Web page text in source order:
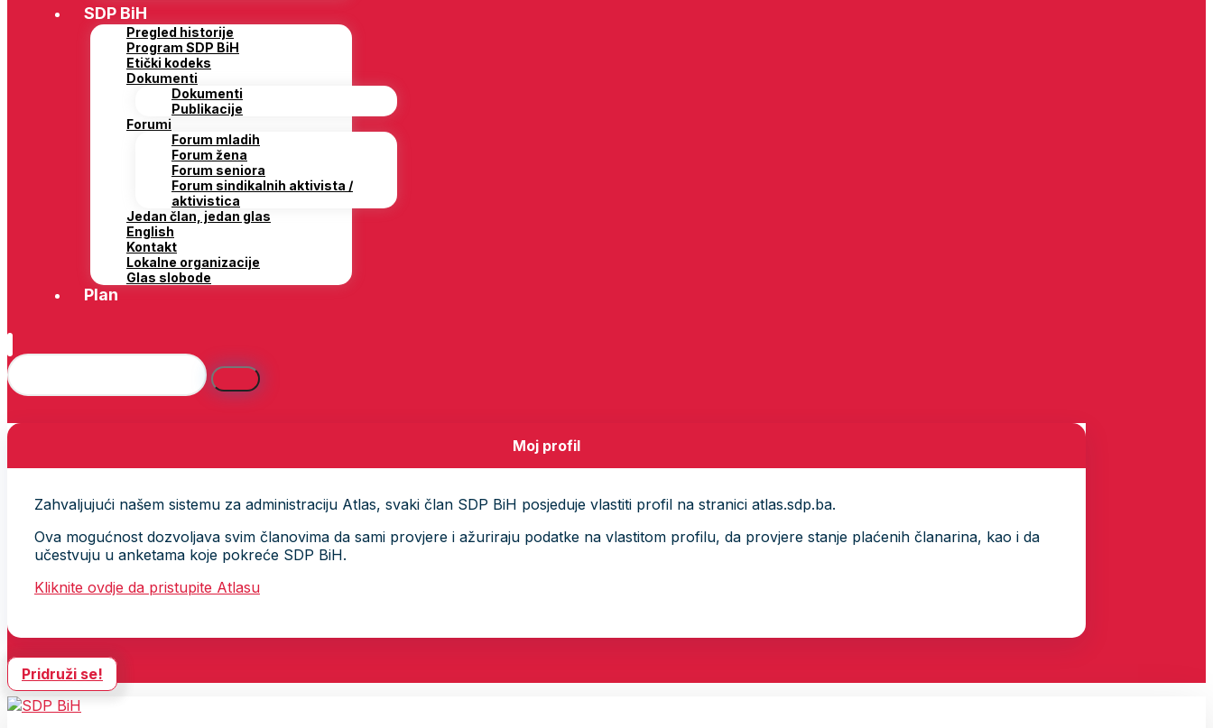
SDP BiH
Pregled historije
Program SDP BiH
Etički kodeks
Dokumenti
Dokumenti
Publikacije
Forumi
Forum mladih
Forum žena
Forum seniora
Forum sindikalnih aktivista /
aktivistica
Jedan član, jedan glas
English
Kontakt
Lokalne organizacije
Glas slobode
Plan
Moj profil
Zahvaljujući našem sistemu za administraciju Atlas, svaki član SDP BiH posjeduje vlastiti profil na stranici atlas.sdp.ba.
Ova mogućnost dozvoljava svim članovima da sami provjere i ažuriraju podatke na vlastitom profilu, da provjere stanje plaćenih članarina, kao i da
učestvuju u anketama koje pokreće SDP BiH.
Kliknite ovdje da pristupite Atlasu
Pridruži se!